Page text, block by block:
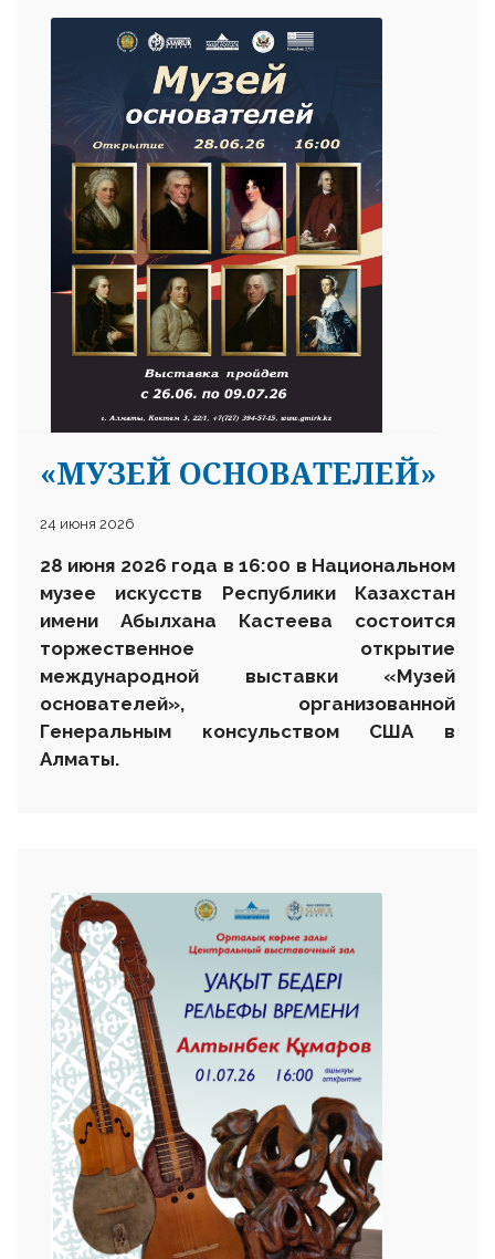
«МУЗЕЙ ОСНОВАТЕЛЕЙ»
24 июня 2026
28 июня 2026 года в 16:00 в Национальном
музее искусств Республики Казахстан
имени Абылхана Кастеева состоится
торжественное открытие
международной выставки «Музей
основателей», организованной
Генеральным консульством США в
Алматы.